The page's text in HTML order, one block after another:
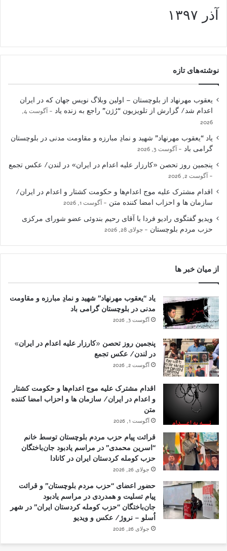
آذر ١٣٩٧
نوشته‌های تازه
یعقوب مهرنهاد از بلوچستان – اولین وبلاگ نویس جهان که در ایران
اعدام شد/ گزارش از تلویزیون “رُژن” راجع به زنده یاد
آگوست 4,
2026
یاد “یعقوب مهرنهاد” شهید و نمادِ مبارزه و مقاومت مدنی در بلوچستان
گرامی باد
آگوست 3, 2026
پنجمین روز تحصن «کارزار علیه اعدام در ایران» در لندن/ عکس تجمع
آگوست 2, 2026
اقدام مشترک علیه موج اعدام‌ها و حکومت کشتار و اعدام در ایران/
سازمان ها و احزاب امضا کننده متن
آگوست 1, 2026
ویدیو گفتگوی رادیو فردا با آقای رحیم بندوئی عضو شورای مرکزی
حزب مردم بلوچستان
جولای 28, 2026
از میان خبر ها
یاد “یعقوب مهرنهاد” شهید و نمادِ مبارزه و مقاومت
مدنی در بلوچستان گرامی باد
آگوست 3, 2026
پنجمین روز تحصن «کارزار علیه اعدام در ایران»
در لندن/ عکس تجمع
آگوست 2, 2026
اقدام مشترک علیه موج اعدام‌ها و حکومت کشتار
و اعدام در ایران/ سازمان ها و احزاب امضا کننده
متن
آگوست 1, 2026
قرائت پیام حزب مردم بلوچستان توسط خانم
“اسرین محمدی” در مراسم یادبود جان‌باختگان
حزب کومله کردستان ایران در کانادا
جولای 26, 2026
حضور اعضای “حزب مردم بلوچستان” و قرائت
پیام تسلیت و همدردی در مراسم یادبود
جان‌باختگان “حزب کومله کردستان ایران” در شهر
اُسلو – نروژ/ عکس و ویدیو
جولای 26, 2026